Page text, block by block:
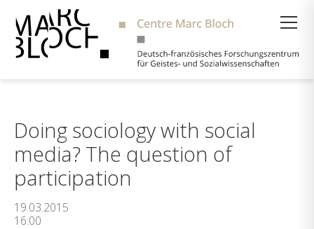
Doing sociology with social
media? The question of
participation
19.03.2015
16:00